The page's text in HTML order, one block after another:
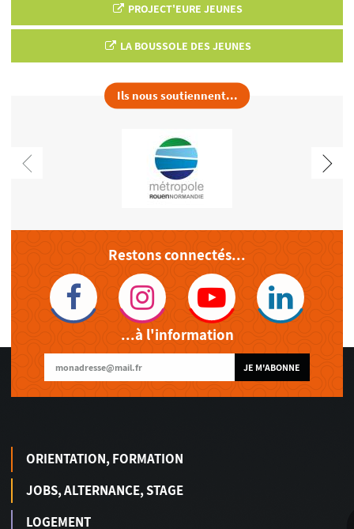
PROJECT'EURE JEUNES
LA BOUSSOLE DES JEUNES
Ils nous soutiennent...
Restons connectés...
...à l'information
JE M'ABONNE
ORIENTATION, FORMATION
JOBS, ALTERNANCE, STAGE
LOGEMENT